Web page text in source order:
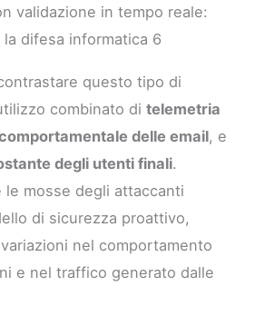
validazione in tempo reale:
difesa informatica 6
questo tipo di
combinato ditelemetria
delle email, e
degli utenti finali.
le mosse degli attaccanti
di sicurezza proattivo,
nel comportamento
e nel traffico generato dalle